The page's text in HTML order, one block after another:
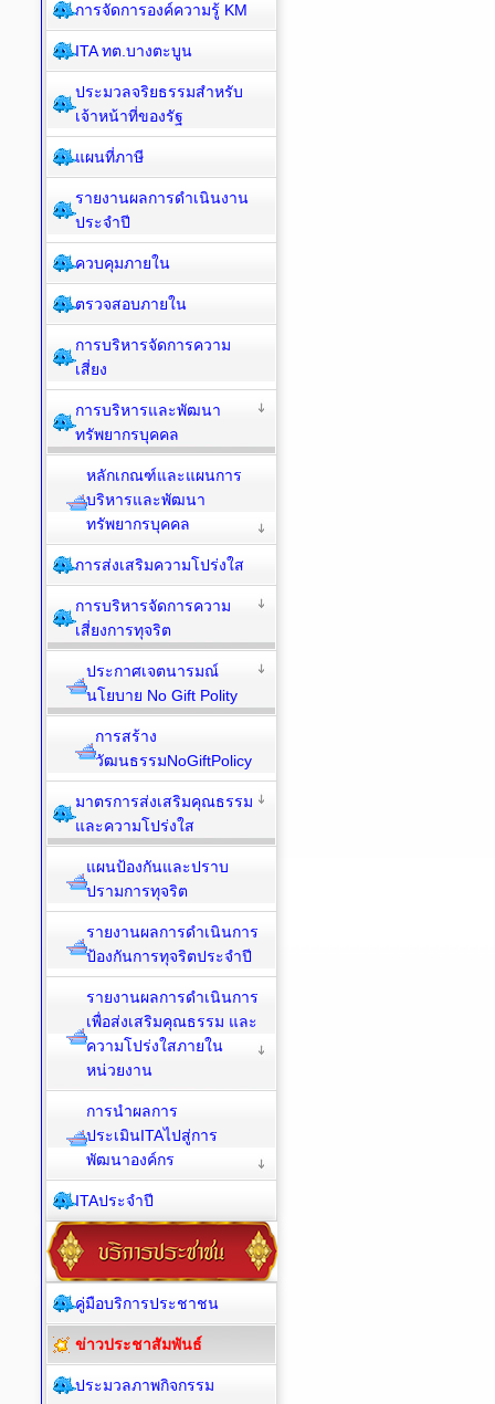
การจัดการองค์ความรู้ KM
ITA ทต.บางตะบูน
ประมวลจริยธรรมสำหรับ
เจ้าหน้าที่ของรัฐ
แผนที่ภาษี
รายงานผลการดำเนินงาน
ประจำปี
ควบคุมภายใน
ตรวจสอบภายใน
การบริหารจัดการความ
เสี่ยง
การบริหารและพัฒนา
ทรัพยากรบุคคล
หลักเกณฑ์และแผนการ
บริหารและพัฒนา
ทรัพยากรบุคคล
การส่งเสริมความโปร่งใส
การบริหารจัดการความ
เสี่ยงการทุจริต
ประกาศเจตนารมณ์
นโยบาย No Gift Polity
การสร้าง
วัฒนธรรมNoGiftPolicy
มาตรการส่งเสริมคุณธรรม
และความโปร่งใส
แผนป้องกันและปราบ
ปรามการทุจริต
รายงานผลการดำเนินการ
ป้องกันการทุจริตประจำปี
รายงานผลการดำเนินการ
เพื่อส่งเสริมคุณธรรม และ
ความโปร่งใสภายใน
หน่วยงาน
การนำผลการ
ประเมินITAไปสู่การ
พัฒนาองค์กร
ITAประจำปี
คู่มือบริการประชาชน
ข่าวประชาสัมพันธ์
ประมวลภาพกิจกรรม